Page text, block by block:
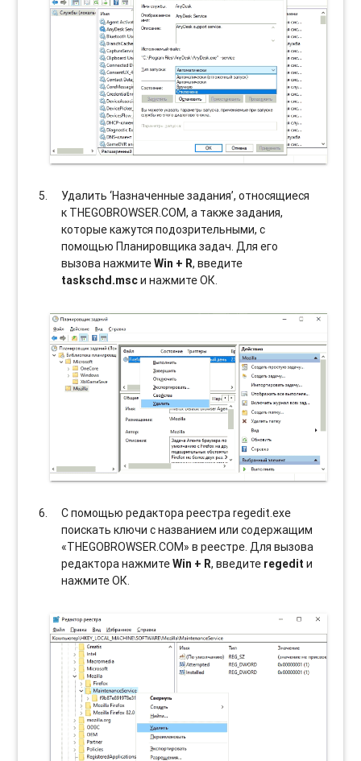
Удалить ‘Назначенные задания’, относящиеся
к THEGOBROWSER.COM, а также задания,
которые кажутся подозрительными, с
помощью Планировщика задач. Для его
вызова нажмитеWin + R, введите
taskschd.mscи нажмите ОК.
С помощью редактора реестра regedit.exe
поискать ключи с названием или содержащим
«THEGOBROWSER.COM» в реестре. Для вызова
редактора нажмитеWin + R, введите regedit и
нажмите ОК.